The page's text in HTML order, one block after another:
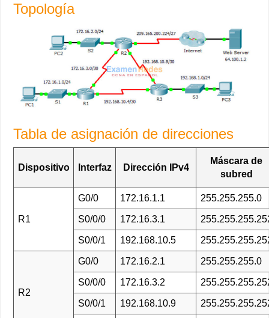
Topología
Tabla de asignación de direcciones
Dispositivo Interfaz Dirección IPv4
Máscara de
subred
R1
G0/0 172.16.1.1 255.255.255.0
S0/0/0 172.16.3.1
S0/0/1 192.168.10.5
R2
G0/0 172.16.2.1 255.255.255.0
S0/0/0 172.16.3.2
S0/0/1 192.168.10.9